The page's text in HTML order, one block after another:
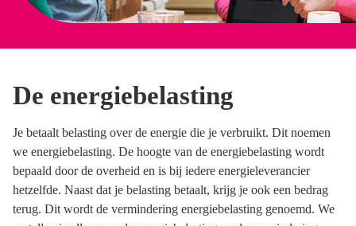
De energiebelasting
Je betaalt belasting over de energie die je verbruikt. Dit noemen
we energiebelasting. De hoogte van de energiebelasting wordt
bepaald door de overheid en is bij iedere energieleverancier
hetzelfde. Naast dat je belasting betaalt, krijg je ook een bedrag
terug. Dit wordt de vermindering energiebelasting genoemd. We